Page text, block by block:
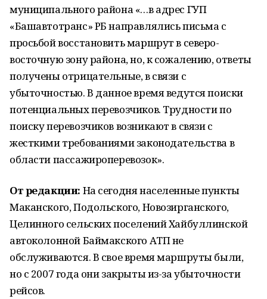
муниципального района «…в адрес ГУП
«Башавтотранс» РБ направлялись письма с
просьбой восстановить маршрут в северо-
восточную зону района, но, к сожалению, ответы
получены отрицательные, в связи с
убыточностью. В данное время ведутся поиски
потенциальных перевозчиков. Трудности по
поиску перевозчиков возникают в связи с
жесткими требованиями законодательства в
области пассажироперевозок».
От редакции: На сегодня населенные пункты
Маканского, Подольского, Новозирганского,
Целинного сельских поселений Хайбуллинской
автоколонной Баймакского АТП не
обслуживаются. В свое время маршруты были,
но с 2007 года они закрыты из-за убыточности
рейсов.